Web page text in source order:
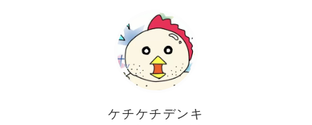
ケチケチデンキ